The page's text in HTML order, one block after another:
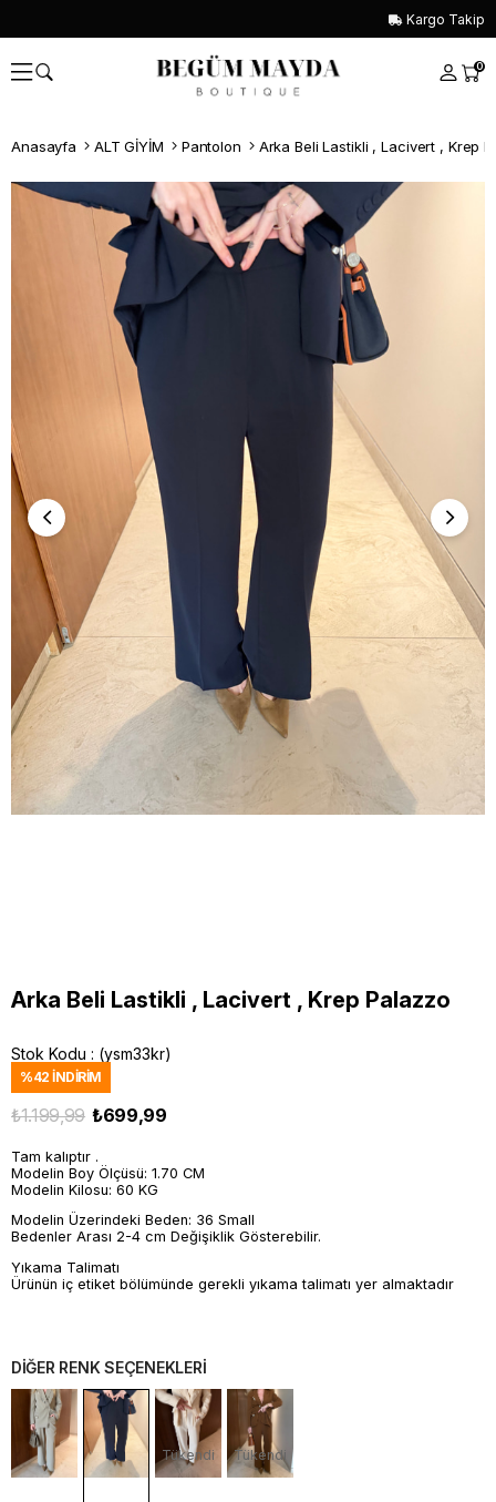
Kargo Takip
0
Anasayfa ALT GİYİM Pantolon Arka Beli Lastikli , Lacivert , Krep
Whatsapp İle Sipariş ver
Arka Beli Lastikli , Lacivert , Krep Palazzo
Stok Kodu (ysm33kr)
%42 İNDIRIM
₺1.199,99 ₺699,99
Tam kalıptır .
Modelin Boy Ölçüsü: 1.70 CM
Modelin Kilosu: 60 KG
Modelin Üzerindeki Beden: 36 Small
Bedenler Arası 2-4 cm Değişiklik Gösterebilir.
Yıkama Talimatı
Ürünün iç etiket bölümünde gerekli yıkama talimatı yer almaktadır
DİĞER RENK SEÇENEKLERİ
Tükendi Tükendi